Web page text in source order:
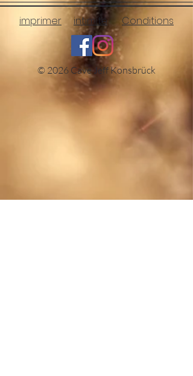
imprimer intimité Conditions
© 2026 Cave Jeff Konsbrück